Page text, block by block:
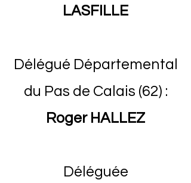
LASFILLE
Délégué Départemental
du Pas de Calais (62) :
Roger HALLEZ
Déléguée